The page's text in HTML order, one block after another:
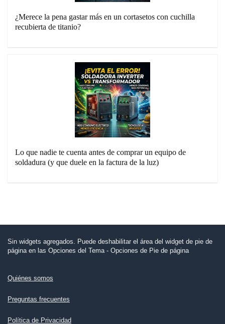
¿Merece la pena gastar más en un cortasetos con cuchilla
recubierta de titanio?
Lo que nadie te cuenta antes de comprar un equipo de
soldadura (y que duele en la factura de la luz)
Sin widgets agregados. Puede deshabilitar el área del widget de pie de
página en las Opciones del Tema - Opciones de Pie de página
Quiénes somos
Preguntas frecuentes
Política de Privacidad